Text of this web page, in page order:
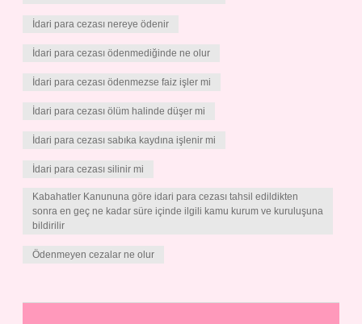
İdari para cezası nereye ödenir
İdari para cezası ödenmediğinde ne olur
İdari para cezası ödenmezse faiz işler mi
İdari para cezası ölüm halinde düşer mi
İdari para cezası sabıka kaydına işlenir mi
İdari para cezası silinir mi
Kabahatler Kanununa göre idari para cezası tahsil edildikten
sonra en geç ne kadar süre içinde ilgili kamu kurum ve kuruluşuna
bildirilir
Ödenmeyen cezalar ne olur